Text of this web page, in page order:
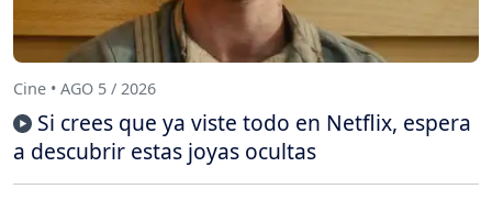
Cine • AGO 5 / 2026
Si crees que ya viste todo en Netflix, espera
a descubrir estas joyas ocultas